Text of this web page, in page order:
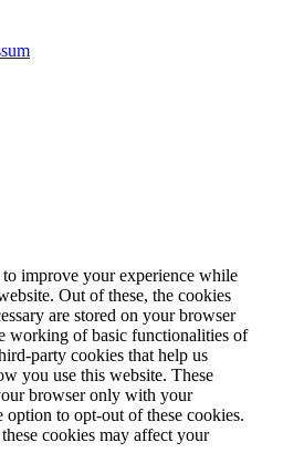
improve your experience while
Out of these, the cookies
are stored on your browser
working of basic functionalities of
party cookies that help us
you use this website. These
browser only with your
option to opt-out of these cookies.
cookies may affect your